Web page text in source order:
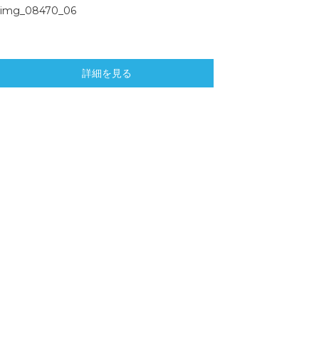
img_08470_06
詳細を見る